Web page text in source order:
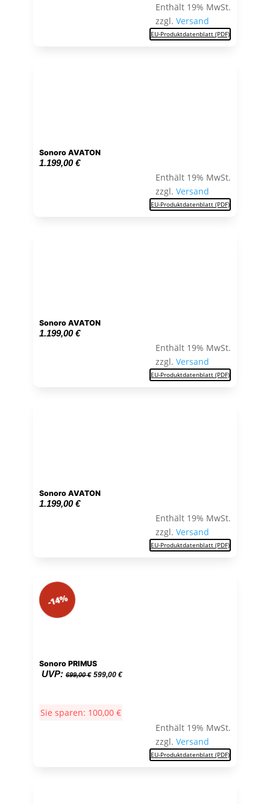
Enthält 19% MwSt.
zzgl.Versand
EU-Produktdatenblatt (PDF)
Sonoro AVATON
1.199,00€
Enthält 19% MwSt.
zzgl.Versand
EU-Produktdatenblatt (PDF)
Sonoro AVATON
1.199,00€
Enthält 19% MwSt.
zzgl.Versand
EU-Produktdatenblatt (PDF)
Sonoro AVATON
1.199,00€
Enthält 19% MwSt.
zzgl.Versand
EU-Produktdatenblatt (PDF)
Sonoro PRIMUS
UVP: 699,00€ Ursprünglicher
699,00 €
599,00 €Aktueller
Sie sparen: 100,00 €
Enthält 19% MwSt.
zzgl.Versand
EU-Produktdatenblatt (PDF)
-14%